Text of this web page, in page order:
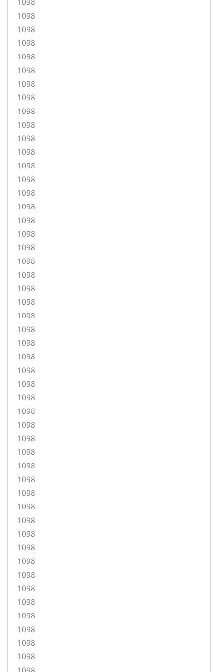
1098
1098
1098
1098
1098
1098
1098
1098
1098
1098
1098
1098
1098
1098
1098
1098
1098
1098
1098
1098
1098
1098
1098
1098
1098
1098
1098
1098
1098
1098
1098
1098
1098
1098
1098
1098
1098
1098
1098
1098
1098
1098
1098
1098
1098
1098
1098
1098